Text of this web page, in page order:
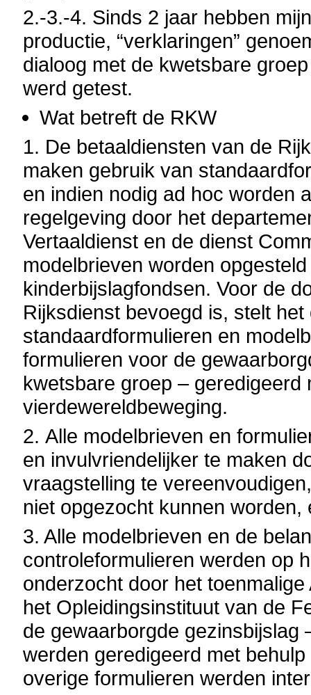
2.-3.-4. Sinds 2 jaar hebben
productie, “verklaringen”
dialoog met de kwetsbare
werd getest.
Wat betreft de RKW
1. De betaaldiensten van de
maken gebruik van
en indien nodig ad hoc worden
regelgeving door het
Vertaaldienst en de dienst
modelbrieven worden
kinderbijslagfondsen.Voor de
Rijksdienst bevoegd is, stelt
standaardformulieren en
formulieren voor de
kwetsbare groep –
vierdewereldbeweging.
2. Alle modelbrieven en
en invulvriendelijker te maken
vraagstelling te
niet opgezocht kunnen worden,
3. Alle modelbrieven en de
controleformulieren werden op
onderzocht door het
het Opleidingsinstituut van de
de gewaarborgde gezinsbijslag
werden geredigeerd met
overige formulieren werden